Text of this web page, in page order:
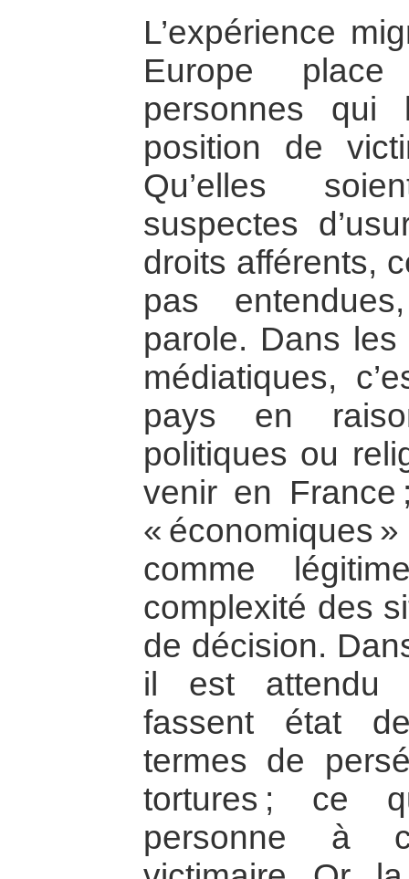
L’expérience
Europe
personnes
position de
Qu’elles
suspectes
droits afférents,
pas
parole. Dans
médiatiques,
pays en
politiques ou
venir en France
« économiques
comme
complexité des
de décision.
il est attendu
fassent état
termes de
tortures ; ce
personne à